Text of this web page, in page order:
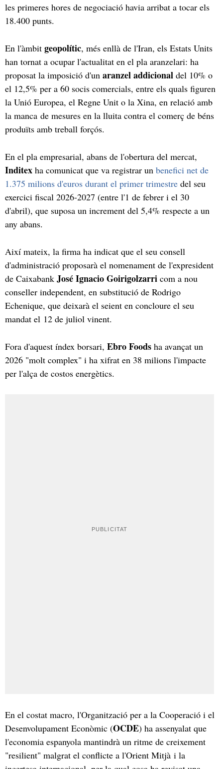
les primeres hores de negociació havia arribat a tocar els
18.400 punts.
En l'àmbit geopolític, més enllà de l'Iran, els Estats Units
han tornat a ocupar l'actualitat en el pla aranzelari: ha
proposat la imposició d'un aranzel addicional del 10% o
el 12,5% per a 60 socis comercials, entre els quals figuren
la Unió Europea, el Regne Unit o la Xina, en relació amb
la manca de mesures en la lluita contra el comerç de béns
produïts amb treball forçós.
En el pla empresarial, abans de l'obertura del mercat,
Inditex ha comunicat que va registrar un benefici net de
1.375 milions d'euros durant el primer trimestre del seu
exercici fiscal 2026-2027 (entre l'1 de febrer i el 30
d'abril), que suposa un increment del 5,4% respecte a un
any abans.
Així mateix, la firma ha indicat que el seu consell
d'administració proposarà el nomenament de l'expresident
de Caixabank José Ignacio Goirigolzarri com a nou
conseller independent, en substitució de Rodrigo
Echenique, que deixarà el seient en concloure el seu
mandat el 12 de juliol vinent.
Fora d'aquest índex borsari, Ebro Foods ha avançat un
2026 "molt complex" i ha xifrat en 38 milions l'impacte
per l'alça de costos energètics.
En el costat macro, l'Organització per a la Cooperació i el
Desenvolupament Econòmic (OCDE) ha assenyalat que
l'economia espanyola mantindrà un ritme de creixement
"resilient" malgrat el conflicte a l'Orient Mitjà i la